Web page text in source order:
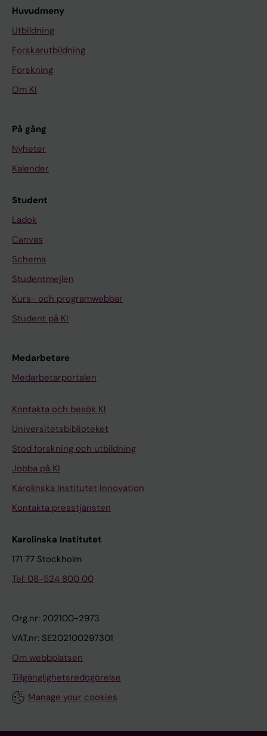
Huvudmeny
Utbildning
Forskarutbildning
Forskning
Om KI
På gång
Nyheter
Kalender
Student
Ladok
Canvas
Schema
Studentmejlen
Kurs- och programwebbar
Student på KI
Medarbetare
Medarbetarportalen
Kontakta och besök KI
Universitetsbiblioteket
Stöd forskning och utbildning
Jobba på KI
Karolinska Institutet Innovation
Kontakta presstjänsten
Karolinska Institutet
171 77 Stockholm
Tel: 08-524 800 00
Org.nr: 202100-2973
VAT.nr: SE202100297301
Om webbplatsen
Tillgänglighetsredogörelse
Manage your cookies